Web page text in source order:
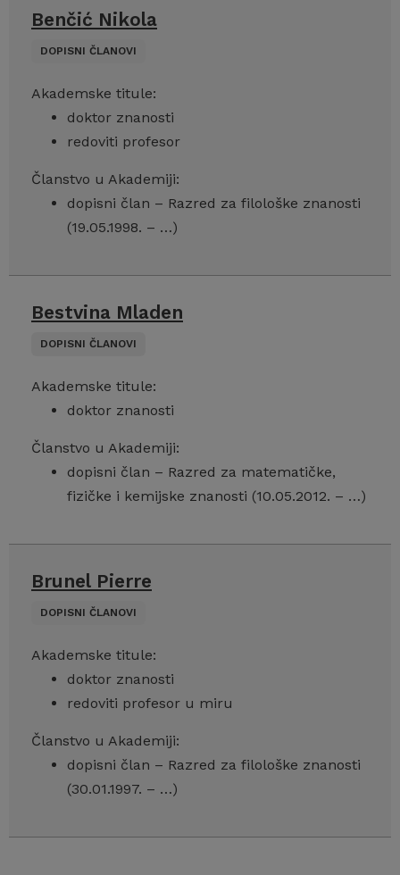
Benčić Nikola
DOPISNI ČLANOVI
Akademske titule:
doktor znanosti
redoviti profesor
Članstvo u Akademiji:
dopisni član – Razred za filološke znanosti
(19.05.1998. – …)
Bestvina Mladen
DOPISNI ČLANOVI
Akademske titule:
doktor znanosti
Članstvo u Akademiji:
dopisni član – Razred za matematičke,
fizičke i kemijske znanosti (10.05.2012. – …)
Brunel Pierre
DOPISNI ČLANOVI
Akademske titule:
doktor znanosti
redoviti profesor u miru
Članstvo u Akademiji:
dopisni član – Razred za filološke znanosti
(30.01.1997. – …)